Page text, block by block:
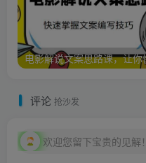
评论 抢沙发
欢迎您留下宝贵的见解！